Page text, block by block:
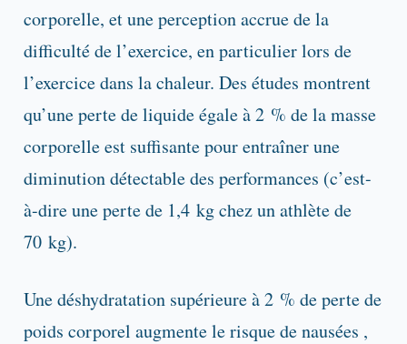
corporelle, et une perception accrue de la
difficulté de l’exercice, en particulier lors de
l’exercice dans la chaleur. Des études montrent
qu’une perte de liquide égale à 2 % de la masse
corporelle est suffisante pour entraîner une
diminution détectable des performances (c’est-
à-dire une perte de 1,4 kg chez un athlète de
70 kg).
Une déshydratation supérieure à 2 % de perte de
poids corporel augmente le risque de nausées ,